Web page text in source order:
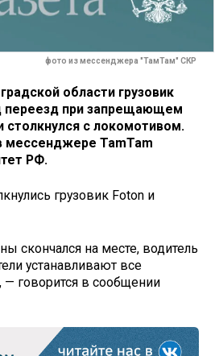
фото из мессенджера "ТамТам" СКР
области грузовик
переезд при запрещающем
столкнулся с локомотивом.
TamTam
РФ.
грузовик Foton и
скончался на месте, водитель
устанавливают все
— говорится в сообщении